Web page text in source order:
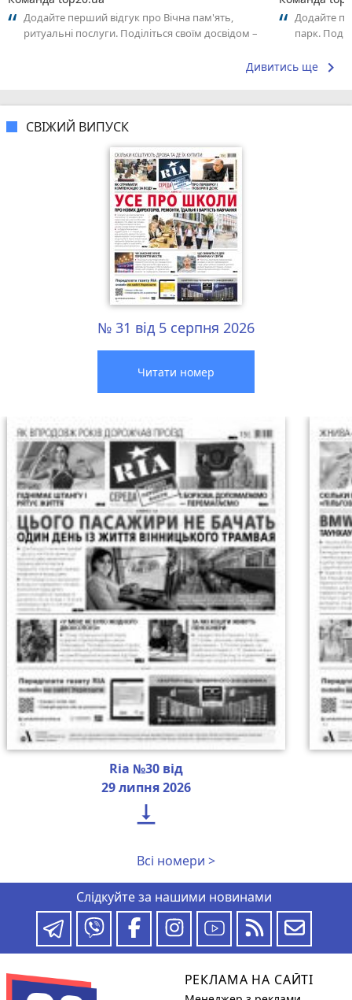
Додайте перший відгук про Вічна пам'ять,
ритуальні послуги. Поділіться своїм досвідом –
Додайте
парк.
Дивитись ще keyboard_arrow_right
СВІЖИЙ ВИПУСК
№ 31 від 5 серпня 2026
Читати номер
Ria №30 від
29 липня 2026

Всі номери >
Слідкуйте за нашими новинами
РЕКЛАМА НА САЙТІ